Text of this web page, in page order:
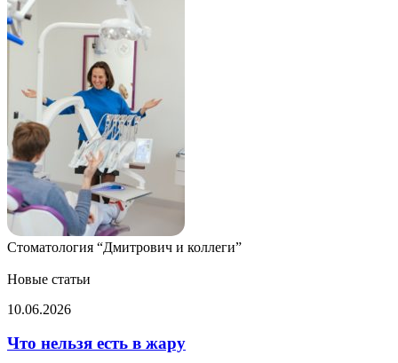
Стоматология “Дмитрович и коллеги”
Новые статьи
Что
есть
10.06.2026
Что нельзя есть в жару